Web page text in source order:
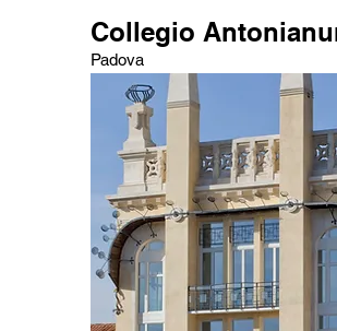
Collegio
Padova